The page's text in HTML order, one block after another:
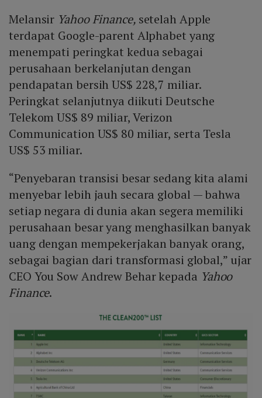
Melansir Yahoo Finance, setelah Apple
terdapat Google-parent Alphabet yang
menempati peringkat kedua sebagai
perusahaan berkelanjutan dengan
pendapatan bersih US$ 228,7 miliar.
Peringkat selanjutnya diikuti Deutsche
Telekom US$ 89 miliar, Verizon
Communication US$ 80 miliar, serta Tesla
US$ 53 miliar.
“Penyebaran transisi besar sedang kita alami
menyebar lebih jauh secara global — bahwa
setiap negara di dunia akan segera memiliki
perusahaan besar yang menghasilkan banyak
uang dengan mempekerjakan banyak orang,
sebagai bagian dari transformasi global,” ujar
CEO You Sow Andrew Behar kepada Yahoo
Finance.